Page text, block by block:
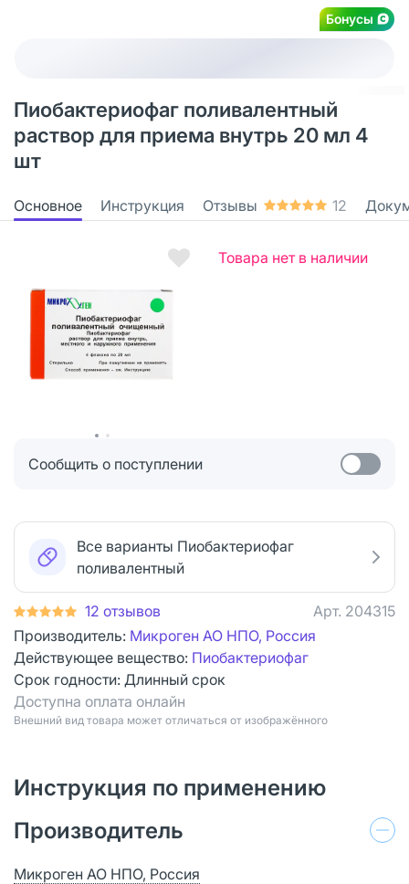
Бонусы
Пиобактериофаг поливалентный
раствор для приема внутрь 20 мл 4
шт
Основное Инструкция Отзывы 12
Товара нет в наличии
Сообщить о поступлении
Все варианты Пиобактериофаг
поливалентный
12 отзывов Арт. 204315
Производитель: Микроген АО НПО, Россия
Действующее вещество: Пиобактериофаг
Срок годности: Длинный срок
Доступна оплата онлайн
Bнешний вид товара может отличаться от изображённого
Инструкция по применению
Производитель
Микроген АО НПО, Россия